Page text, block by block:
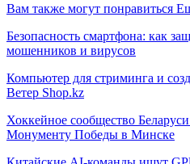
Вам также могут понравиться
Безопасность смартфона: как
мошенников и вирусов
Компьютер для стриминга и
Ветер Shop.kz
Хоккейное сообщество
Монументу Победы в Минске